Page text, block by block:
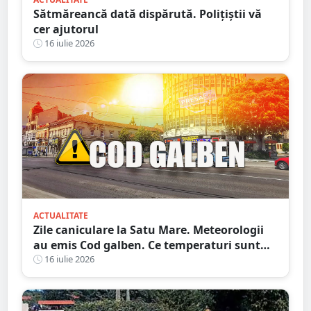
Sătmăreancă dată dispărută. Polițiștii vă
cer ajutorul
16 iulie 2026
ACTUALITATE
Zile caniculare la Satu Mare. Meteorologii
au emis Cod galben. Ce temperaturi sunt
așteptate și când expiră avertizarea meteo
16 iulie 2026